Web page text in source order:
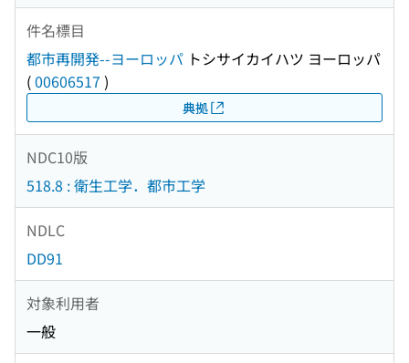
件名標目
都市再開発--ヨーロッパ トシサイカイハツ ヨーロッパ
(00606517 )
典拠
NDC10版
518.8 : 衛生工学．都市工学
NDLC
DD91
対象利用者
一般